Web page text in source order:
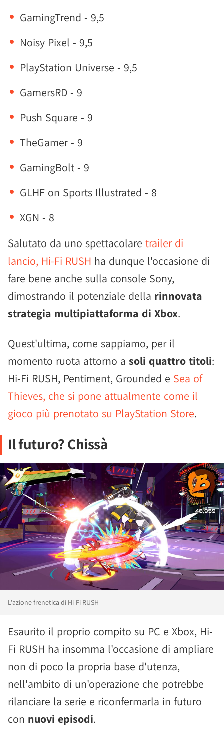
GamingTrend - 9,5
Noisy Pixel - 9,5
PlayStation Universe - 9,5
GamersRD - 9
Push Square - 9
TheGamer - 9
GamingBolt - 9
GLHF on Sports Illustrated - 8
XGN - 8
Salutato da uno spettacolare trailer di
lancio, Hi-Fi RUSH ha dunque l'occasione di
fare bene anche sulla console Sony,
dimostrando il potenziale della rinnovata
strategia multipiattaforma di Xbox.
Quest'ultima, come sappiamo, per il
momento ruota attorno a soli quattro titoli:
Hi-Fi RUSH, Pentiment, Grounded e Sea of
Thieves, che si pone attualmente come il
gioco più prenotato su PlayStation Store.
Il futuro? Chissà
L'azione frenetica di Hi-Fi RUSH
Esaurito il proprio compito su PC e Xbox, Hi-
Fi RUSH ha insomma l'occasione di ampliare
non di poco la propria base d'utenza,
nell'ambito di un'operazione che potrebbe
rilanciare la serie e riconfermarla in futuro
con nuovi episodi.